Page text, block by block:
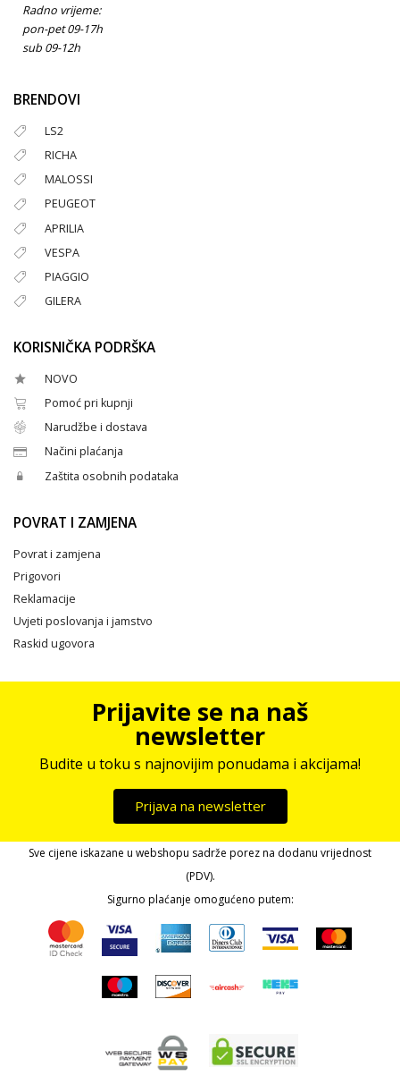
Radno vrijeme:
pon-pet 09-17h
sub 09-12h
BRENDOVI
LS2
RICHA
MALOSSI
PEUGEOT
APRILIA
VESPA
PIAGGIO
GILERA
KORISNIČKA PODRŠKA
NOVO
Pomoć pri kupnji
Narudžbe i dostava
Načini plaćanja
Zaštita osobnih podataka
POVRAT I ZAMJENA
Povrat i zamjena
Prigovori
Reklamacije
Uvjeti poslovanja i jamstvo
Raskid ugovora
Prijavite se na naš
newsletter
Budite u toku s najnovijim ponudama i akcijama!
Prijava na newsletter
Sve cijene iskazane u webshopu sadrže porez na dodanu vrijednost
(PDV).
Sigurno plaćanje omogućeno putem: